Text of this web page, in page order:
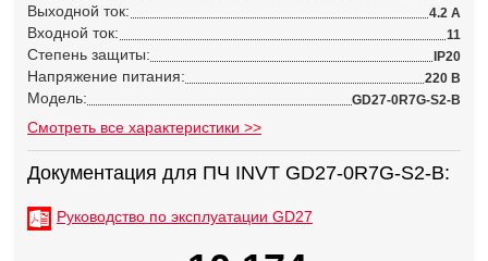
Выходной ток: 4.2 А
Входной ток: 11
Степень защиты: IP20
Напряжение питания: 220 В
Модель: GD27-0R7G-S2-B
Смотреть все характеристики >>
Документация для ПЧ INVT GD27-0R7G-S2-B:
Руководство по эксплуатации GD27